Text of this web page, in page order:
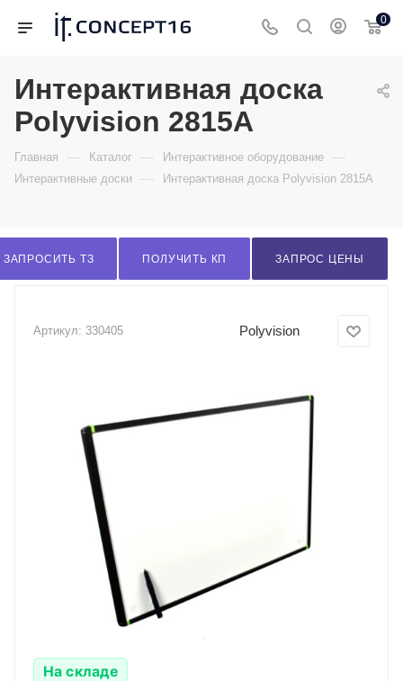
0
Интерактивная доска
Polyvision 2815A
Главная — Каталог — Интерактивное оборудование —
Интерактивные доски — Интерактивная доска Polyvision 2815A
ЗАПРОСИТЬ ТЗ ПОЛУЧИТЬ КП ЗАПРОС ЦЕНЫ
Артикул: 330405 Polyvision
На складе